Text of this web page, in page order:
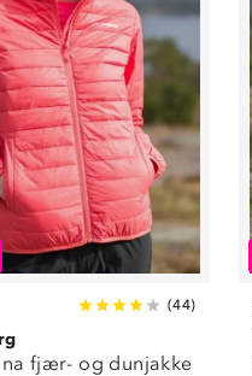
(44)
fjær- og dunjakke